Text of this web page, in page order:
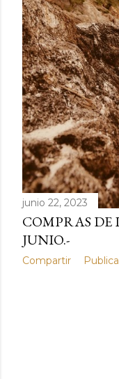
junio 22, 2023
COMPRAS DE
JUNIO.-
Compartir